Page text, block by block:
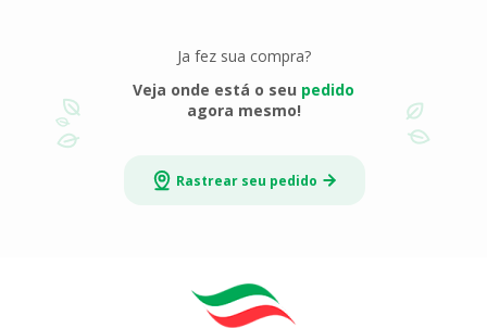
Ja fez sua compra?
Veja onde está o seu pedido
agora mesmo!
Rastrear seu pedido